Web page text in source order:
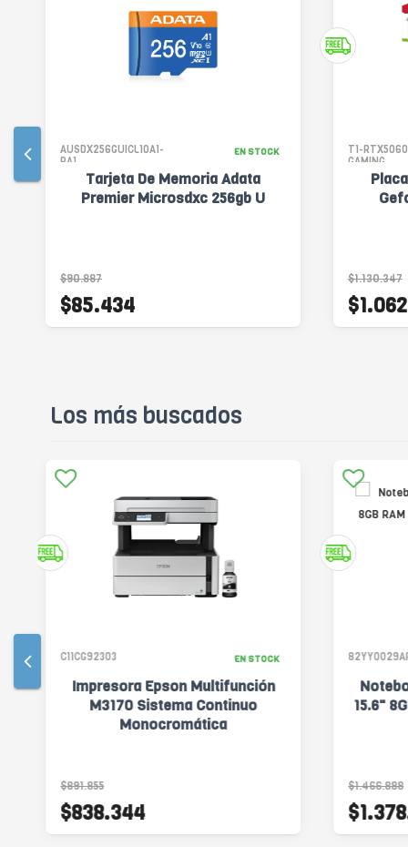
AUSDX256GUICL10A1-
RA1
EN STOCK
Tarjeta De Memoria Adata
Premier Microsdxc 256gb U
$90.887
$85.434
T1-
GAMING
$1.130.347
Los más buscados
C11CG92303 EN STOCK
Impresora Epson Multifunción
M3170 Sistema Continuo
Monocromática
$891.855
$838.344
15.6"
$1.466.888